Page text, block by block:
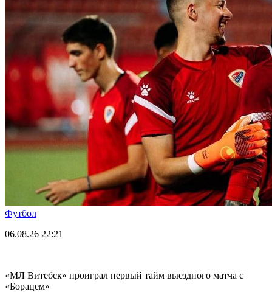
Футбол
06.08.26 22:21
«МЛ Витебск» проиграл первый тайм выездного матча с
«Борацем»